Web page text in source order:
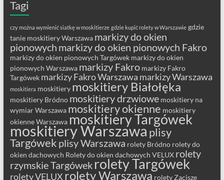
Tagi
czy można wymienić siatkę w moskitierze gdzie kupić rolety w Warszawie gdzie
tanie moskitiery Warszawa markizy do okien
pionowych markizy do okien pionowych Fakro
markizy do okien pionowych Targówek markizy do okien
pionowych Warszawa markizy Fakro markizy Fakro
Targówek markizy Fakro Warszawa markizy Warszawa
moskitiera moskitiery moskitiery Białołęka
moskitiery Bródno moskitiery drzwiowe moskitiery na
wymiar Warszawa moskitiery okienne moskitiery
okienne Warszawa moskitiery Targówek
moskitiery Warszawa plisy
Targówek plisy Warszawa rolety Bródno rolety do
okien dachowych Rolety do okien dachowych VELUX rolety
rzymskie Targówek rolety Targówek
rolety VELUX rolety Warszawa rolety Zacisze